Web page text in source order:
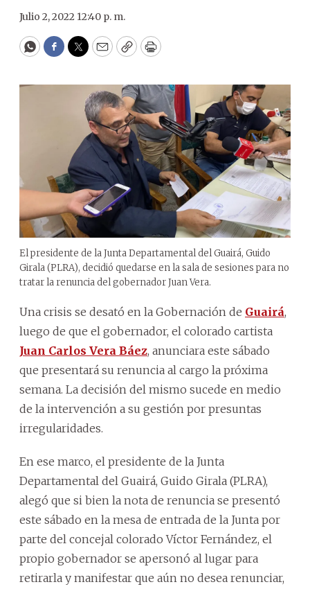
Julio 2, 2022 12:40 p. m.
WhatsApp
Facebook
Twitter
EmailCopyPrint
El presidente de la Junta Departamental del Guairá, Guido
Girala (PLRA), decidió quedarse en la sala de sesiones para no
tratar la renuncia del gobernador Juan Vera.
Una crisis se desató en la Gobernación de Guairá,
luego de que el gobernador, el colorado cartista
Juan Carlos Vera Báez, anunciara este sábado
que presentará su renuncia al cargo la próxima
semana. La decisión del mismo sucede en medio
de la intervención a su gestión por presuntas
irregularidades.
En ese marco, el presidente de la Junta
Departamental del Guairá, Guido Girala (PLRA),
alegó que si bien la nota de renuncia se presentó
este sábado en la mesa de entrada de la Junta por
parte del concejal colorado Víctor Fernández, el
propio gobernador se apersonó al lugar para
retirarla y manifestar que aún no desea renunciar,